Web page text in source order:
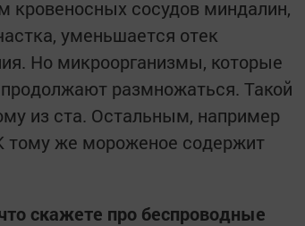
кровеносных сосудов миндалин,
уменьшается отек
Но микроорганизмы, которые
размножаться. Такой
из ста. Остальным, например
тому же мороженое содержит
скажете про беспроводные